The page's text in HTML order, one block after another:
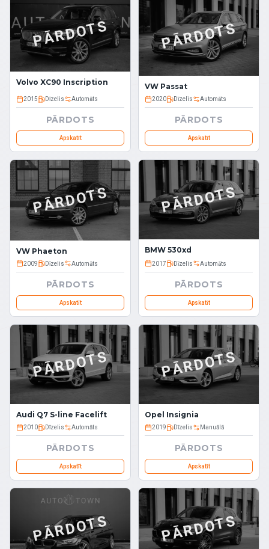
PĀRDOTS
Volvo XC90 Inscription
2015 Dīzelis Automāts
PĀRDOTS
Apskatīt
PĀRDOTS
VW Passat
2020 Dīzelis Automāts
PĀRDOTS
Apskatīt
PĀRDOTS
VW Phaeton
2009 Dīzelis Automāts
PĀRDOTS
Apskatīt
PĀRDOTS
BMW 530xd
2017 Dīzelis Automāts
PĀRDOTS
Apskatīt
PĀRDOTS
Audi Q7 S-line Facelift
2010 Dīzelis Automāts
PĀRDOTS
Apskatīt
PĀRDOTS
Opel Insignia
2019 Dīzelis Manuālā
PĀRDOTS
Apskatīt
PĀRDOTS PĀRDOTS